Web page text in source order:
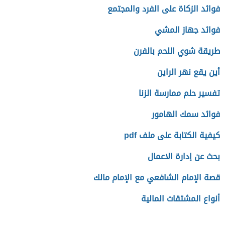
فوائد الزكاة على الفرد والمجتمع
فوائد جهاز المشي
طريقة شوي اللحم بالفرن
أين يقع نهر الراين
تفسير حلم ممارسة الزنا
فوائد سمك الهامور
كيفية الكتابة على ملف pdf
بحث عن إدارة الاعمال
قصة الإمام الشافعي مع الإمام مالك
أنواع المشتقات المالية